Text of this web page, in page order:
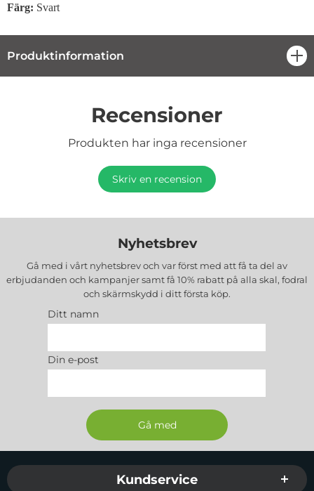
Färg: Svart
Produktinformation
Recensioner
Produkten har inga recensioner
Skriv en recension
Nyhetsbrev
Gå med i vårt nyhetsbrev och var först med att få ta del av
erbjudanden och kampanjer samt få 10% rabatt på alla skal, fodral
och skärmskydd i ditt första köp.
Ditt namn
Din e-post
Sidfot Blandad info och länkar
Kundservice